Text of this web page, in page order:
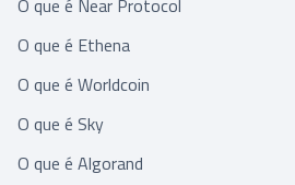
O que é Near Protocol
O que é Ethena
O que é Worldcoin
O que é Sky
O que é Algorand